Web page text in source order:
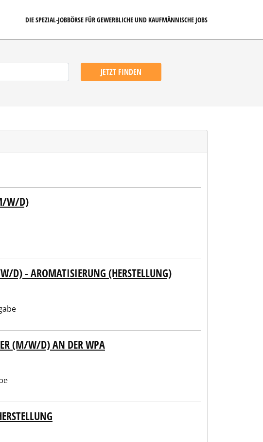
DIE SPEZIAL-JOBBÖRSE FÜR GEWERBLICHE UND KAUFMÄNNISCHE JOBS
JETZT FINDEN
W/D)
D) - AROMATISIERUNG (HERSTELLUNG)
(M/W/D) AN DER WPA